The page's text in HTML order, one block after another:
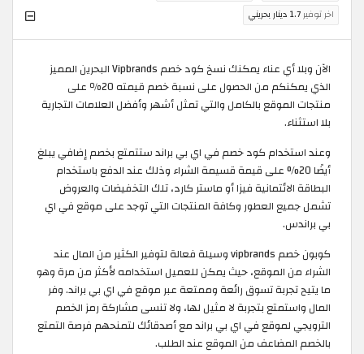
اخر توفير1.7 دينار بحريني
الآن وبلا أي عناء يمكنك نسخ كود خصم Vipbrands البحرين المميز
الذي يمكنكم من الحصول على نسبة خصم قيمته 20٪ على
منتجات الموقع بالكامل والتي تمثل أشهر وأفضل العلامات التجارية
بلا استثناء.
وعند استخدام كود خصم في اي بي براند ستتمتع بخصم إضافي يبلغ
أيضًا 20% على قيمة قسيمة الشراء وذلك عند الدفع باستخدام
البطاقة الائتمانية فيزا أو ماستر كارد، تلك التخفيضات والعروض
تشمل جميع العطور وكافة المنتجات التي توجد على موقع في اي
بي براندس.
كوبون خصم vipbrands وسيلة فعالة لتوفير الكثير من المال عند
الشراء من الموقع، حيث يمكن للعميل استخدامه لأكثر من مرة وهو
ما يتيح تجربة تسوق رائعة وممتعة عبر موقع في اي بي براند. وفر
المال واستمتع بتجربة لا مثيل لها، ولا تنسى مشاركة رمز الخصم
الترويجي لموقع في اي بي براند مع أصدقائك لتمنحهم فرصة التمتع
بالخصم المضاعف من الموقع عند الطلب.